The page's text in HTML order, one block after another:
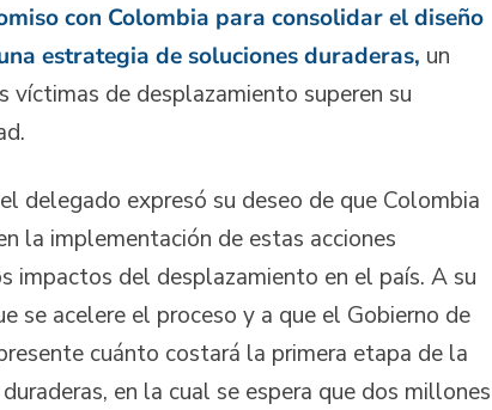
con Colombia para consolidar el diseño
estrategia de soluciones duraderas, un
víctimas de desplazamiento superen su
delegado expresó su deseo de que Colombia
la implementación de estas acciones
impactos del desplazamiento en el país. A su
se acelere el proceso y a que el Gobierno de
cuánto costará la primera etapa de la
en la cual se espera que dos millones